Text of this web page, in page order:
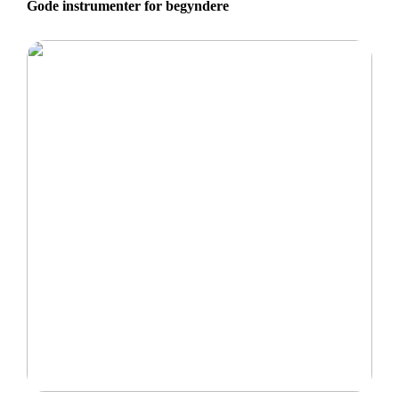
Gode instrumenter for begyndere